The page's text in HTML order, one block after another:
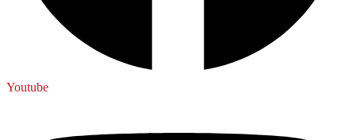
Youtube